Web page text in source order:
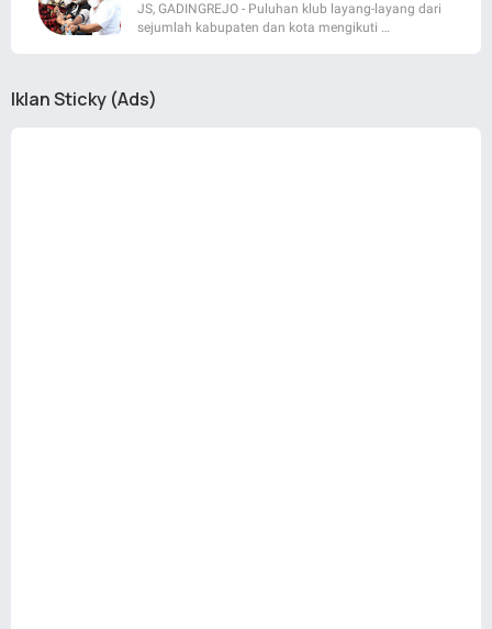
JS, GADINGREJO - Puluhan klub layang-layang dari
sejumlah kabupaten dan kota mengikuti …
Iklan Sticky (Ads)